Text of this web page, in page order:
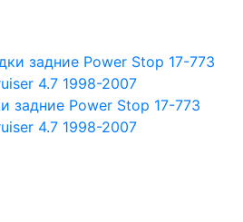
задние Power Stop 17-773
4.7 1998-2007